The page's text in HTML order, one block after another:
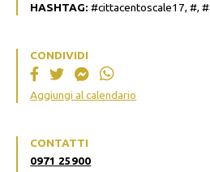
HASHTAG: #cittacentoscale17, #, #
CONDIVIDI
Aggiungi al calendario
CONTATTI
0971 25900